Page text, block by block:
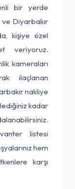
bir yerde
Diyarbakır
kişiye özel
veriyoruz.
kameraları
ilaçlanan
nakliye
kadar
listesi
hem
karşı